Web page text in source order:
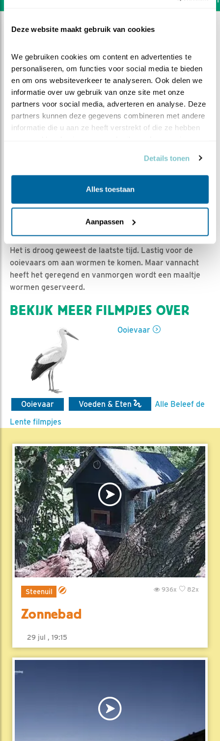
Deze website maakt gebruik van cookies
We gebruiken cookies om content en advertenties te
personaliseren, om functies voor social media te bieden
en om ons websiteverkeer te analyseren. Ook delen we
informatie over uw gebruik van onze site met onze
partners voor social media, adverteren en analyse. Deze
partners kunnen deze gegevens combineren met andere
informatie die u aan ze heeft verstrekt of die ze hebben
Details tonen
Alles toestaan
Aanpassen
Wormenmaaltijd
Jan-Willem BDL | Geplaatst op 26 april 2019, 8:00 |
Vind ik leuk| Bewaar dit filmpje|
1138x
Het is droog geweest de laatste tijd. Lastig voor de
ooievaars om aan wormen te komen. Maar vannacht
heeft het geregend en vanmorgen wordt een maaltje
wormen geserveerd.
BEKIJK MEER FILMPJES OVER
Ooievaar
Ooievaar Voeden & Eten
Alle Beleef de
Lente filmpjes
Steenuil 82x
936x
Zonnebad
29 jul , 19:15